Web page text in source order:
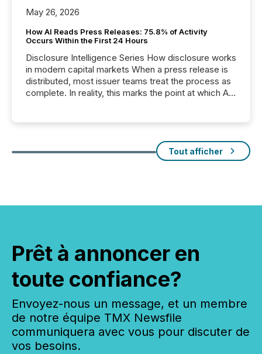
May 26, 2026
How AI Reads Press Releases: 75.8% of Activity
Occurs Within the First 24 Hours
Disclosure Intelligence Series How disclosure works
in modern capital markets When a press release is
distributed, most issuer teams treat the process as
complete. In reality, this marks the point at which AI
processed in modern markets, TMX Newsfile
analyzed AI crawler activity across a 72-hour
window following press release distribution. The
Tout afficher
Prêt à annoncer en
toute confiance?
Envoyez-nous un message, et un membre
de notre équipe TMX Newsfile
communiquera avec vous pour discuter de
vos besoins.